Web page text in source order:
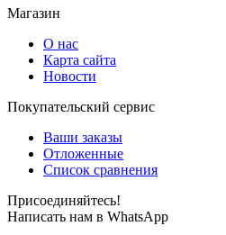
Магазин
О нас
Карта сайта
Новости
Покупательский сервис
Ваши заказы
Отложенные
Список сравнения
Присоединяйтесь!
Написать нам в WhatsApp